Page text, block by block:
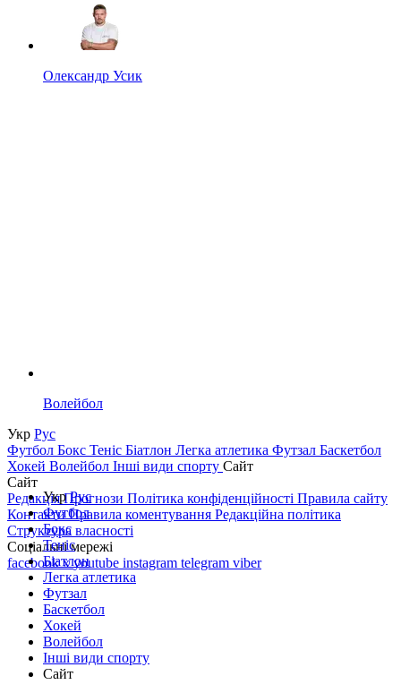
Олександр Усик
Волейбол
Укр Рус
Футбол Бокс Теніс Біатлон Легка атлетика Футзал Баскетбол
Хокей Волейбол Інші види спорту Сайт
Сайт
РедакціяПрогнози Політика конфіденційності Правила сайту
КонтактиПравила коментування Редакційна політика
Структура власності
Соціальні мережі
facebookxyoutube instagram telegram viber
УкрРус
Футбол
Бокс
Теніс
Біатлон
Легка атлетика
Футзал
Баскетбол
Хокей
Волейбол
Інші види спорту
Сайт